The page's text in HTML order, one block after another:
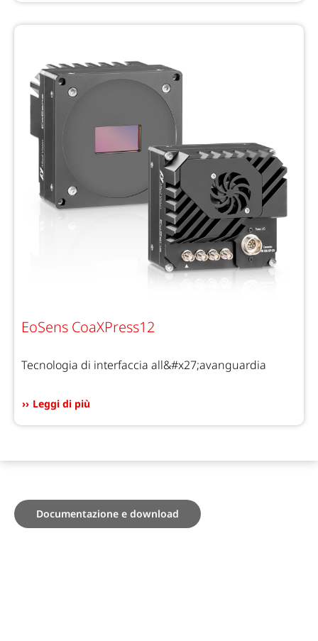
EoSens CoaXPress12
Tecnologia di interfaccia all&#x27;avanguardia
Leggi di più
Documentazione e download